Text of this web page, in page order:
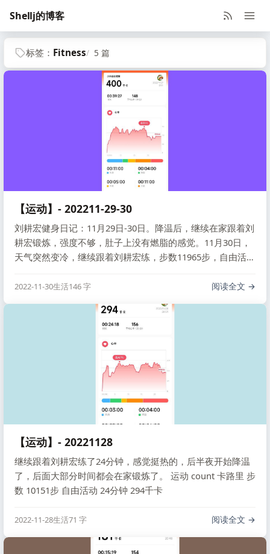
Shellj的博客
标签： Fitness 5 篇
【运动】- 202211-29-30
刘耕宏健身日记：11月29日-30日。降温后，继续在家跟着刘
耕宏锻炼，强度不够，肚子上没有燃脂的感觉。11月30日，
天气突然变冷，继续跟着刘耕宏练，步数11965步，自由活动
2022-11-30生活146 字 阅读全文
【运动】- 20221128
继续跟着刘耕宏练了24分钟，感觉挺热的，后半夜开始降温
了，后面大部分时间都会在家锻炼了。 运动 count 卡路里 步
数 10151步 自由活动 24分钟 294千卡
2022-11-28生活71 字 阅读全文